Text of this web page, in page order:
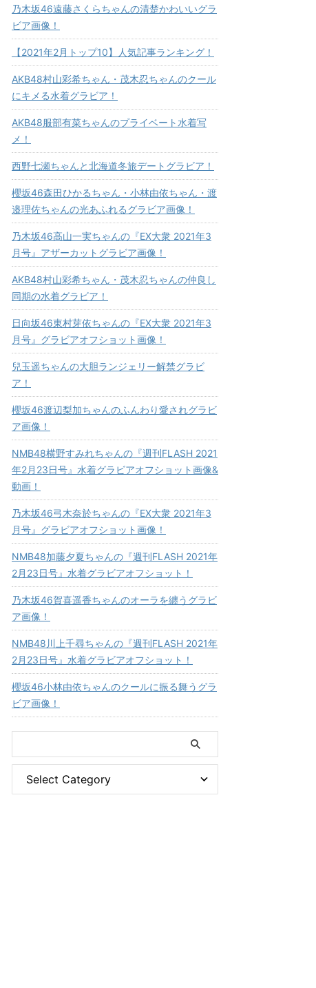
乃木坂46遠藤さくらちゃんの清楚かわいいグラ
ビア画像！
【2021年2月トップ10】人気記事ランキング！
AKB48村山彩希ちゃん・茂木忍ちゃんのクール
にキメる水着グラビア！
AKB48服部有菜ちゃんのプライベート水着写
メ！
西野七瀬ちゃんと北海道冬旅デートグラビア！
櫻坂46森田ひかるちゃん・小林由依ちゃん・渡
邉理佐ちゃんの光あふれるグラビア画像！
乃木坂46高山一実ちゃんの『EX大衆 2021年3
月号』アザーカットグラビア画像！
AKB48村山彩希ちゃん・茂木忍ちゃんの仲良し
同期の水着グラビア！
日向坂46東村芽依ちゃんの『EX大衆 2021年3
月号』グラビアオフショット画像！
兒玉遥ちゃんの大胆ランジェリー解禁グラビ
ア！
櫻坂46渡辺梨加ちゃんのふんわり愛されグラビ
ア画像！
NMB48横野すみれちゃんの『週刊FLASH 2021
年2月23日号』水着グラビアオフショット画像&
動画！
乃木坂46弓木奈於ちゃんの『EX大衆 2021年3
月号』グラビアオフショット画像！
NMB48加藤夕夏ちゃんの『週刊FLASH 2021年
2月23日号』水着グラビアオフショット！
乃木坂46賀喜遥香ちゃんのオーラを纏うグラビ
ア画像！
NMB48川上千尋ちゃんの『週刊FLASH 2021年
2月23日号』水着グラビアオフショット！
櫻坂46小林由依ちゃんのクールに振る舞うグラ
ビア画像！